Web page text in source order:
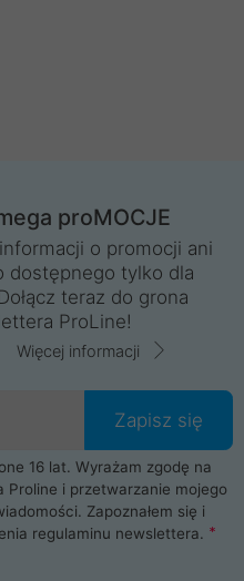
proMOCJE
o promocji ani
dostępnego tylko dla
teraz do grona
ProLine!
Więcej informacji
Zapisz się
16 lat. Wyrażam zgodę na
Proline i przetwarzanie mojego
Zapoznałem się i
regulaminu newslettera.